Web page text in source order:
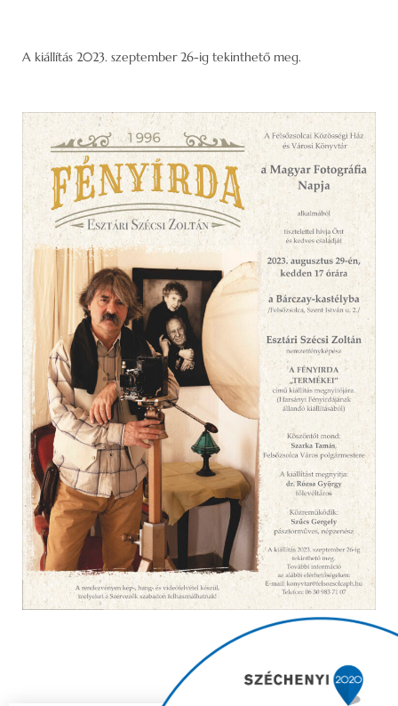
A kiállítás 2023. szeptember 26-ig tekinthető meg.